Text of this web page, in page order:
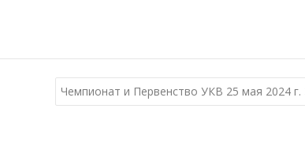
Чемпионат и Первенство УКВ 25 мая 2024 г.